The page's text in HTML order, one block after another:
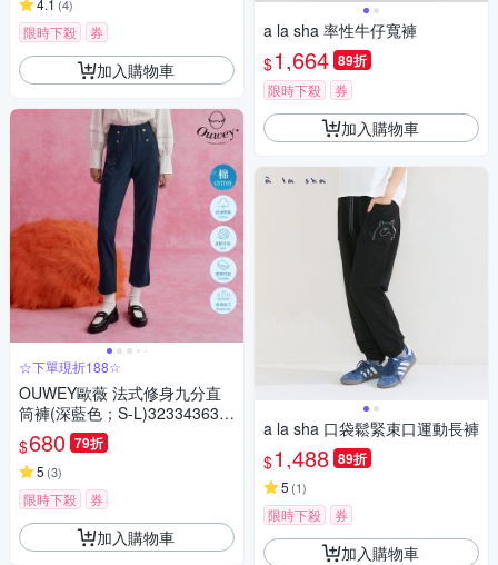
4.1 (4)
限時下殺 券
加入購物車
☆下單現折188☆
OUWEY歐薇 法式修身九分直
筒褲(深藍色；S-L)323343631
$680 79折
5 (3)
限時下殺 券
加入購物車
a la sha 率性牛仔寬褲
$1,664 89折
限時下殺 券
加入購物車
a la sha 口袋鬆緊束口運動長褲
$1,488 89折
5 (1)
限時下殺 券
加入購物車